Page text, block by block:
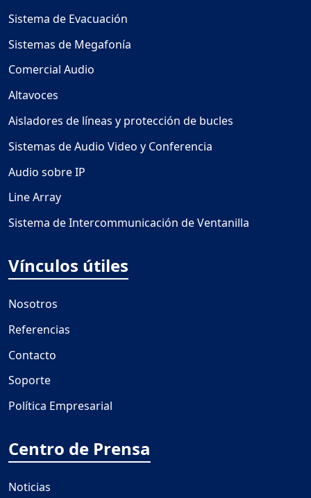
Sistema de Evacuación
Sistemas de Megafonía
Comercial Audio
Altavoces
Aisladores de líneas y protección de bucles
Sistemas de Audio Video y Conferencia
Audio sobre IP
Line Array
Sistema de Intercommunicación de Ventanilla
Vínculos útiles
Nosotros
Referencias
Contacto
Soporte
Política Empresarial
Centro de Prensa
Noticias